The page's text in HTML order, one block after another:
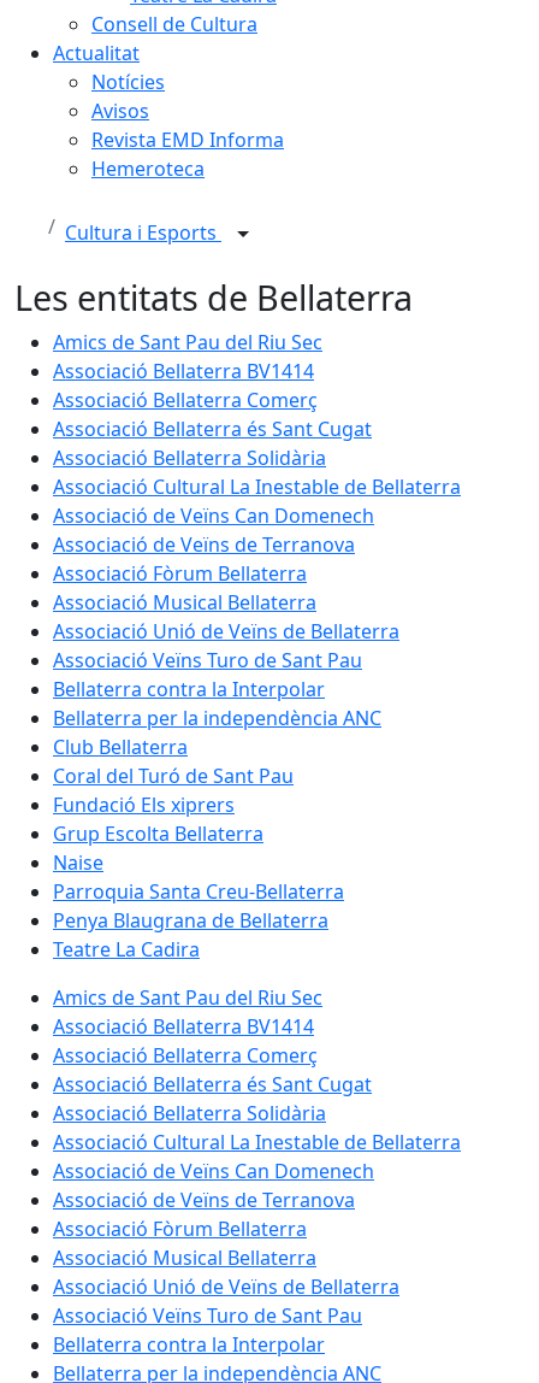
Consell de Cultura
Actualitat
Notícies
Avisos
Revista EMD Informa
Hemeroteca
Cultura i Esports
Les entitats de Bellaterra
Amics de Sant Pau del Riu Sec
Associació Bellaterra BV1414
Associació Bellaterra Comerç
Associació Bellaterra és Sant Cugat
Associació Bellaterra Solidària
Associació Cultural La Inestable de Bellaterra
Associació de Veïns Can Domenech
Associació de Veïns de Terranova
Associació Fòrum Bellaterra
Associació Musical Bellaterra
Associació Unió de Veïns de Bellaterra
Associació Veïns Turo de Sant Pau
Bellaterra contra la Interpolar
Bellaterra per la independència ANC
Club Bellaterra
Coral del Turó de Sant Pau
Fundació Els xiprers
Grup Escolta Bellaterra
Naise
Parroquia Santa Creu-Bellaterra
Penya Blaugrana de Bellaterra
Teatre La Cadira
Amics de Sant Pau del Riu Sec
Associació Bellaterra BV1414
Associació Bellaterra Comerç
Associació Bellaterra és Sant Cugat
Associació Bellaterra Solidària
Associació Cultural La Inestable de Bellaterra
Associació de Veïns Can Domenech
Associació de Veïns de Terranova
Associació Fòrum Bellaterra
Associació Musical Bellaterra
Associació Unió de Veïns de Bellaterra
Associació Veïns Turo de Sant Pau
Bellaterra contra la Interpolar
Bellaterra per la independència ANC